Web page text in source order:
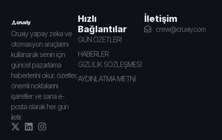
Cruxiy yapay zeka ve
otomasyon araçlarını
kullanarak senin için
güncel pazarlama
haberlerini okur, özetler,
önemli noktalarını
işaretler ve sana e-
posta olarak her gün
iletir.
Hızlı
Bağlantılar
GÜN ÖZETLERİ
HABERLER
GİZLİLİK SÖZLEŞMESİ
AYDINLATMA METNİ
İletişim
crew@cruxiy.com